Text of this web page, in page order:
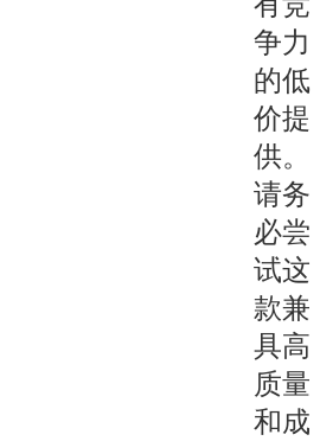
争力
的低
价提
供。
请务
必尝
试这
款兼
具高
质量
和成